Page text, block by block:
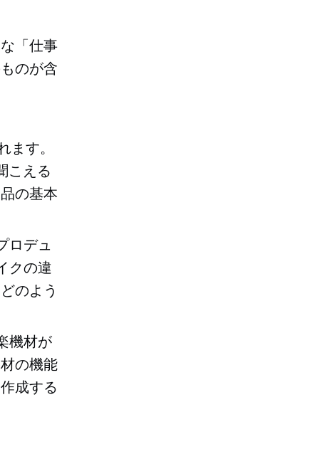
「仕事
のが含
ます。
こえる
の基本
ロデュ
クの違
のよう
機材が
の機能
成する